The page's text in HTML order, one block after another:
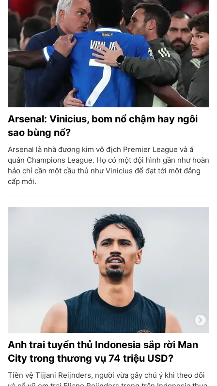
Arsenal: Vinicius, bom nổ chậm hay ngôi
sao bùng nổ?
Arsenal là nhà đương kim vô địch Premier League và á
quân Champions League. Họ có một đội hình gần như hoàn
hảo chỉ cần một cầu thủ như Vinicius để đạt tới một đẳng
cấp mới.
Anh trai tuyển thủ Indonesia sắp rời Man
City trong thương vụ 74 triệu USD?
Tiền vệ Tijjani Reijnders, người vừa gây chú ý khi theo dõi